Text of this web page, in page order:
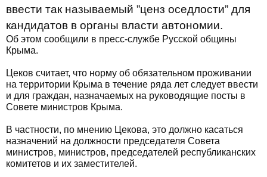
ввести так называемый ”ценз оседлости” для
кандидатов в органы власти автономии.
Об этом сообщили в пресс-службе Русской общины
Крыма.
Цеков считает, что норму об обязательном проживании
на территории Крыма в течение ряда лет следует ввести
и для граждан, назначаемых на руководящие посты в
Совете министров Крыма.
В частности, по мнению Цекова, это должно касаться
назначений на должности председателя Совета
министров, министров, председателей республиканских
комитетов и их заместителей.